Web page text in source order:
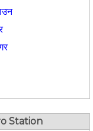
Station